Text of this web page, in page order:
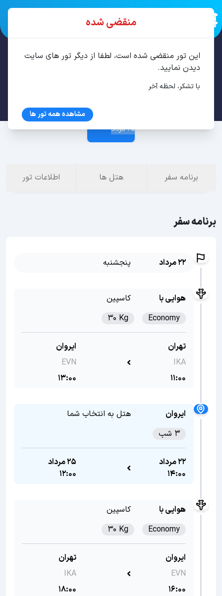
25 مرداد
برنامه سفر هتل ها اطلاعات تور
برنامه سفر
22 مرداد پنجشنبه
هوایی با
کاسپین
Economy
30 Kg
تهران
IKA
11:00
ایروان
EVN
13:00
ایروان
هتل به انتخاب شما
3 شب
22 مرداد
14:00
25 مرداد
12:00
هوایی با
کاسپین
Economy
30 Kg
ایروان
EVN
16:00
تهران
IKA
18:00
منقضی شده
این تور منقضی شده است، لطفا از دیگر تور های سایت
دیدن نمایید.
با تشکر، لحظه آخر
مشاهده همه تور ها